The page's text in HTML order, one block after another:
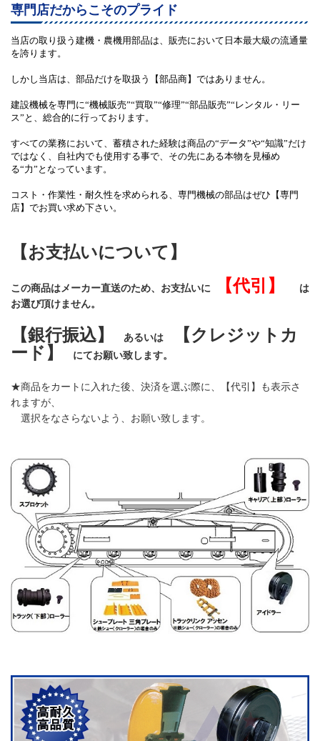
専門店だからこそのプライド
当店の取り扱う建機・農機用部品は、販売において日本最大級の流通量
を誇ります。
しかし当店は、部品だけを取扱う【部品商】ではありません。
建設機械を専門に“機械販売”“買取”“修理”“部品販売”“レンタル・リー
ス” と、総合的に行っております。
すべての業務において、蓄積された経験は商品の“データ”や“知識”だけ
ではなく、自社内でも使用する事で、その先にある本物を見極め
る“力”となっています。
コスト・作業性・耐久性を求められる、専門機械の部品はぜひ【専門
店】でお買い求め下さい。
【お支払いについて】
この商品はメーカー直送のため、お支払いに 【代引】
は
お選び頂けません。
【銀行振込】 あるいは
【クレジットカ
ード】
にてお願い致します。
★商品をカートに入れた後、決済を選ぶ際に、【代引】も表示さ
れますが、
選択をなさらないよう、お願い致します。